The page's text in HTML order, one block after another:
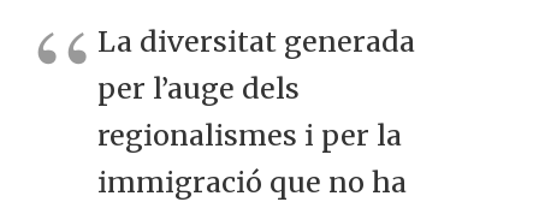
La diversitat generada
per l’auge dels
regionalismes i per la
immigració que no ha